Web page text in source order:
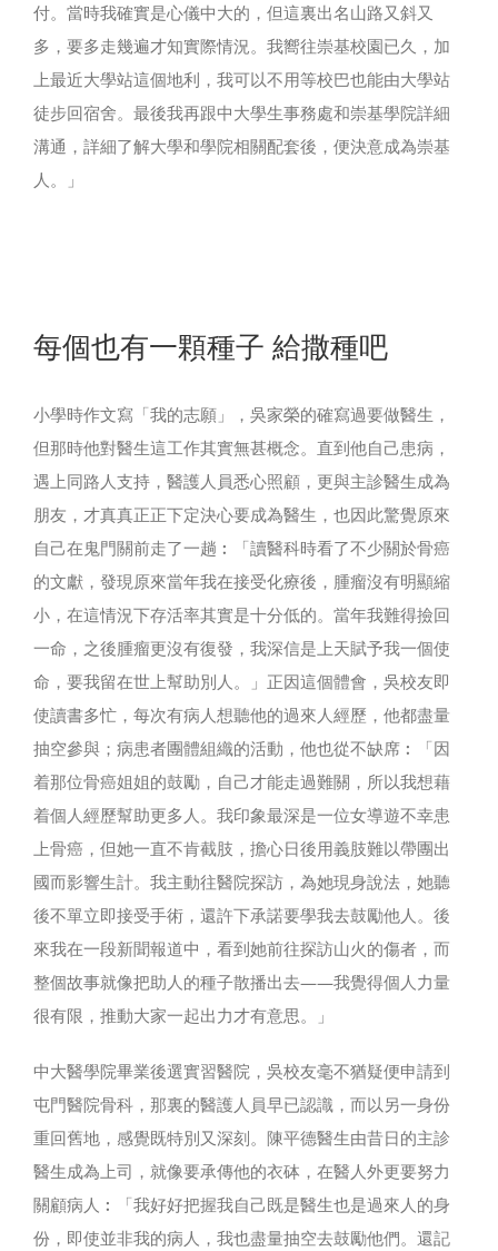
付。當時我確實是心儀中大的，但這裏出名山路又斜又
多，要多走幾遍才知實際情況。我嚮往崇基校園已久，加
上最近大學站這個地利，我可以不用等校巴也能由大學站
徒步回宿舍。最後我再跟中大學生事務處和崇基學院詳細
溝通，詳細了解大學和學院相關配套後，便決意成為崇基
人。」
每個也有一顆種子 給撒種吧
小學時作文寫「我的志願」，吳家榮的確寫過要做醫生，
但那時他對醫生這工作其實無甚概念。直到他自己患病，
遇上同路人支持，醫護人員悉心照顧，更與主診醫生成為
朋友，才真真正正下定決心要成為醫生，也因此驚覺原來
自己在鬼門關前走了一趟︰「讀醫科時看了不少關於骨癌
的文獻，發現原來當年我在接受化療後，腫瘤沒有明顯縮
小，在這情況下存活率其實是十分低的。當年我難得撿回
一命，之後腫瘤更沒有復發，我深信是上天賦予我一個使
命，要我留在世上幫助別人。」正因這個體會，吳校友即
使讀書多忙，每次有病人想聽他的過來人經歷，他都盡量
抽空參與；病患者團體組織的活動，他也從不缺席︰「因
着那位骨癌姐姐的鼓勵，自己才能走過難關，所以我想藉
着個人經歷幫助更多人。我印象最深是一位女導遊不幸患
上骨癌，但她一直不肯截肢，擔心日後用義肢難以帶團出
國而影響生計。我主動往醫院探訪，為她現身說法，她聽
後不單立即接受手術，還許下承諾要學我去鼓勵他人。後
來我在一段新聞報道中，看到她前往探訪山火的傷者，而
整個故事就像把助人的種子散播出去——我覺得個人力量
很有限，推動大家一起出力才有意思。」
中大醫學院畢業後選實習醫院，吳校友毫不猶疑便申請到
屯門醫院骨科，那裏的醫護人員早已認識，而以另一身份
重回舊地，感覺既特別又深刻。陳平德醫生由昔日的主診
醫生成為上司，就像要承傳他的衣砵，在醫人外更要努力
關顧病人︰「我好好把握我自己既是醫生也是過來人的身
份，即使並非我的病人，我也盡量抽空去鼓勵他們。還記